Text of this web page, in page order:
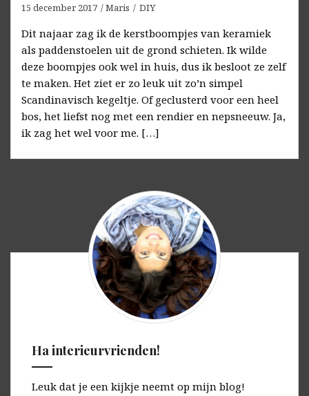
15 december 2017 Maris DIY
Dit najaar zag ik de kerstboompjes van keramiek
als paddenstoelen uit de grond schieten. Ik wilde
deze boompjes ook wel in huis, dus ik besloot ze zelf
te maken. Het ziet er zo leuk uit zo’n simpel
Scandinavisch kegeltje. Of geclusterd voor een heel
bos, het liefst nog met een rendier en nepsneeuw. Ja,
ik zag het wel voor me. […]
Ha interieurvrienden!
Leuk dat je een kijkje neemt op mijn blog!